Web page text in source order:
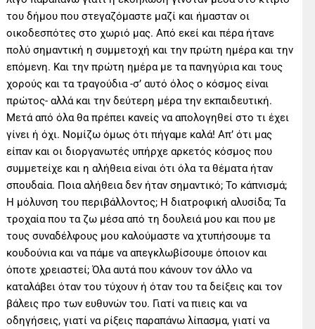
του δήμου που στεγαζόμαστε μαζί και ήμασταν οι
οικοδεσπότες στο χωριό μας. Από εκεί και πέρα ήτανε
πολύ σημαντική η συμμετοχή και την πρώτη ημέρα και την
επόμενη. Και την πρώτη ημέρα με τα πανηγύρια και τους
χορούς και τα τραγούδια -σ’ αυτό όλος ο κόσμος είναι
πρώτος- αλλά και την δεύτερη μέρα την εκπαιδευτική.
Μετά από όλα θα πρέπει κανείς να απολογηθεί στο τι έχει
γίνει ή όχι. Νομίζω όμως ότι πήγαμε καλά! Απ’ ότι μας
είπαν και οι διοργανωτές υπήρχε αρκετός κόσμος που
συμμετείχε και η αλήθεια είναι ότι όλα τα θέματα ήταν
σπουδαία. Ποια αλήθεια δεν ήταν σημαντικό; Το κάπνισμά;
Η μόλυνση του περιβάλλοντος; Η διατροφική αλυσίδα; Τα
τροχαία που τα ζω μέσα από τη δουλειά μου και που με
τους συναδέλφους μου καλούμαστε να χτυπήσουμε τα
κουδούνια και να πάμε να απεγκλωβίσουμε όποιον και
όποτε χρειαστεί; Όλα αυτά που κάνουν τον άλλο να
καταλάβει όταν του τύχουν ή όταν του τα δείξεις και τον
βάλεις προ των ευθυνών του. Γιατί να πιεις και να
οδηγήσεις, γιατί να ρίξεις παραπάνω λίπασμα, γιατί να